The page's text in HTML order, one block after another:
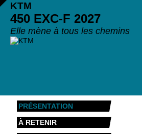
KTM
450 EXC-F 2027
Elle mène à tous les chemins
PRÉSENTATION
À RETENIR